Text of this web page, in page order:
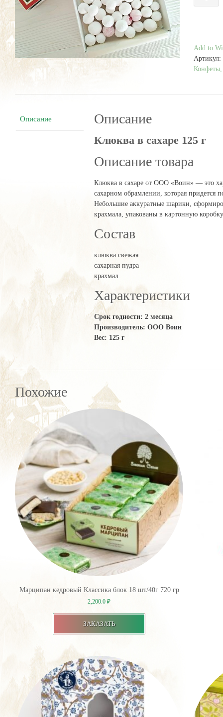
товара
125
г
Add to
Артикул:
Конфеты,
Описание Описание
Клюква в сахаре 125 г
Описание товара
Клюква в сахаре от ООО «Воин» — это
сахарном обрамлении, которая придется
Небольшие аккуратные шарики,
крахмала, упакованы в картонную
Состав
клюква свежая
сахарная пудра
крахмал
Характеристики
Срок годности: 2 месяца
Производитель: ООО Воин
Вес: 125 г
Похожие
Марципан кедровый Классика блок 18 шт/40г 720 гр
2,200.0₽
ЗАКАЗАТЬ